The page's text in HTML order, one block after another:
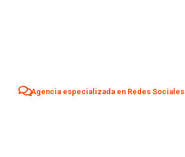
Agencia especializada en Redes Sociales